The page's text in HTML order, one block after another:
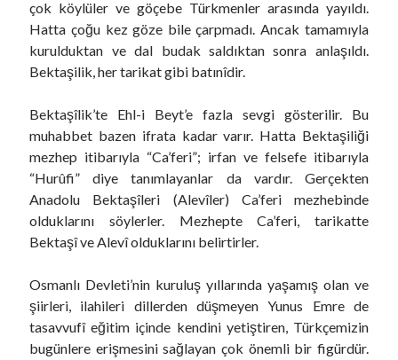
çok köylüler ve göçebe Türkmenler arasında yayıldı.
Hatta çoğu kez göze bile çarpmadı. Ancak tamamıyla
kurulduktan ve dal budak saldıktan sonra anlaşıldı.
Bektaşilik, her tarikat gibi batınîdir.
Bektaşîlik’te Ehl-i Beyt’e fazla sevgi gösterilir. Bu
muhabbet bazen ifrata kadar varır. Hatta Bektaşiliği
mezhep itibarıyla “Ca’feri”; irfan ve felsefe itibarıyla
“Hurûfi” diye tanımlayanlar da vardır. Gerçekten
Anadolu Bektaşîleri (Alevîler) Ca’feri mezhebinde
olduklarını söylerler. Mezhepte Ca’feri, tarikatte
Bektaşî ve Alevî olduklarını belirtirler.
Osmanlı Devleti’nin kuruluş yıllarında yaşamış olan ve
şiirleri, ilahileri dillerden düşmeyen Yunus Emre de
tasavvufî eğitim içinde kendini yetiştiren, Türkçemizin
bugünlere erişmesini sağlayan çok önemli bir figürdür.